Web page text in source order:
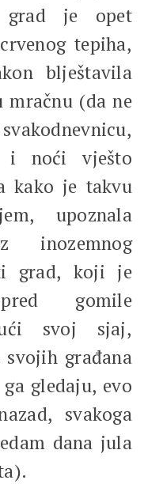
grad je opet
tepiha,
blještavila
(da ne
i noći vješto
kako je takvu
upoznala
inozemnog
grad, koji je
gomile
svoj sjaj,
građana
gledaju, evo
svakoga
dana jula